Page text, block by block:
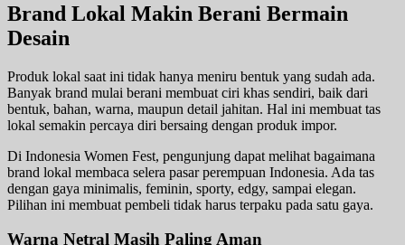
Brand Lokal Makin Berani Bermain
Desain
Produk lokal saat ini tidak hanya meniru bentuk yang sudah ada.
Banyak brand mulai berani membuat ciri khas sendiri, baik dari
bentuk, bahan, warna, maupun detail jahitan. Hal ini membuat tas
lokal semakin percaya diri bersaing dengan produk impor.
Di Indonesia Women Fest, pengunjung dapat melihat bagaimana
brand lokal membaca selera pasar perempuan Indonesia. Ada tas
dengan gaya minimalis, feminin, sporty, edgy, sampai elegan.
Pilihan ini membuat pembeli tidak harus terpaku pada satu gaya.
Warna Netral Masih Paling Aman